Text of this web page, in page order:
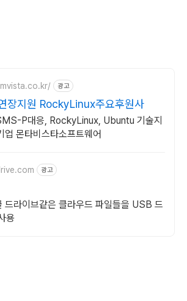
광고
장지원 RockyLinux주요후원사
P대응, RockyLinux, Ubuntu 기술지
업 몬타비스타소프트웨어
광고
드라이브같은 클라우드 파일들을 USB 드
용